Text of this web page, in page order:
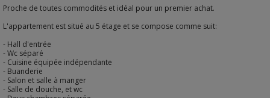
Proche de toutes commodités et idéal pour un premier achat.
L'appartement est situé au 5 étage et se compose comme suit:
- Hall d'entrée
- Wc séparé
- Cuisine équipée indépendante
- Buanderie
- Salon et salle à manger
- Salle de douche, et wc